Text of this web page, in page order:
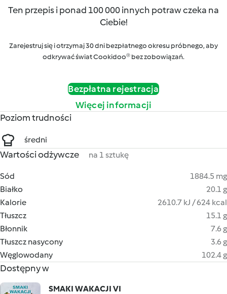
Ten przepis i ponad 100 000 innych potraw czeka na
Ciebie!
Zarejestruj się i otrzymaj 30 dni bezpłatnego okresu próbnego, aby
odkrywać świat Cookidoo® bez zobowiązań.
Bezpłatna rejestracja
Więcej informacji
Poziom trudności
średni
Wartości odżywcze na 1 sztukę
Sód
1884.5 mg
Białko
20.1 g
Kalorie
2610.7 kJ / 624 kcal
Tłuszcz
15.1 g
Błonnik
7.6 g
Tłuszcz nasycony
3.6 g
Węglowodany
102.4 g
Dostępny w
SMAKI WAKACJI VI